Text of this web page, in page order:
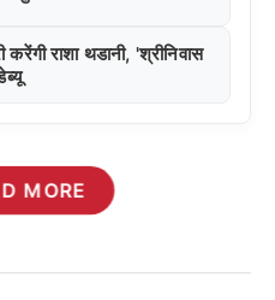
राशा थडानी, 'श्रीनिवास
MORE